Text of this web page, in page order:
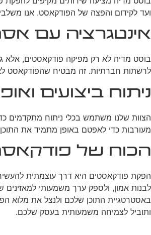
ועד לקידום והפצה של הפודקאסט. אנו
אינטגרציה עם
בוסט מדיה לא רק מפיקה פודקאסטים, אלא
לרשתות חברתיות. זה מבטיח שהפודקאסט
ניתוח ביצועים
הצוות שלנו משתמש בכלי ניתוח מתקדמים
מעורבות כדי לאפטם באופן מתמיד את
הכוח של
הפקת פודקאסטים היא דרך עוצמתית
לבנות אמון, ולספק ערך משמעותי
באסטרטגיית התוכן שלכם ולנצל את מלוא
ותוביל לצמיחה משמעותית בעסק שלכם.